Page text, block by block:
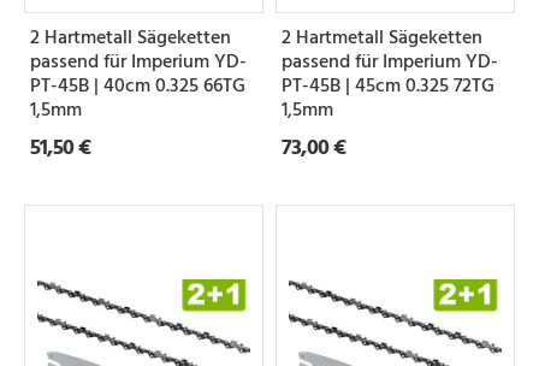
2 Hartmetall Sägeketten
passend für Imperium YD-
PT-45B | 40cm 0.325 66TG
1,5mm
51,50 €
2 Hartmetall Sägeketten
passend für Imperium YD-
PT-45B | 45cm 0.325 72TG
1,5mm
73,00 €
i
l
u
n
g
u
t